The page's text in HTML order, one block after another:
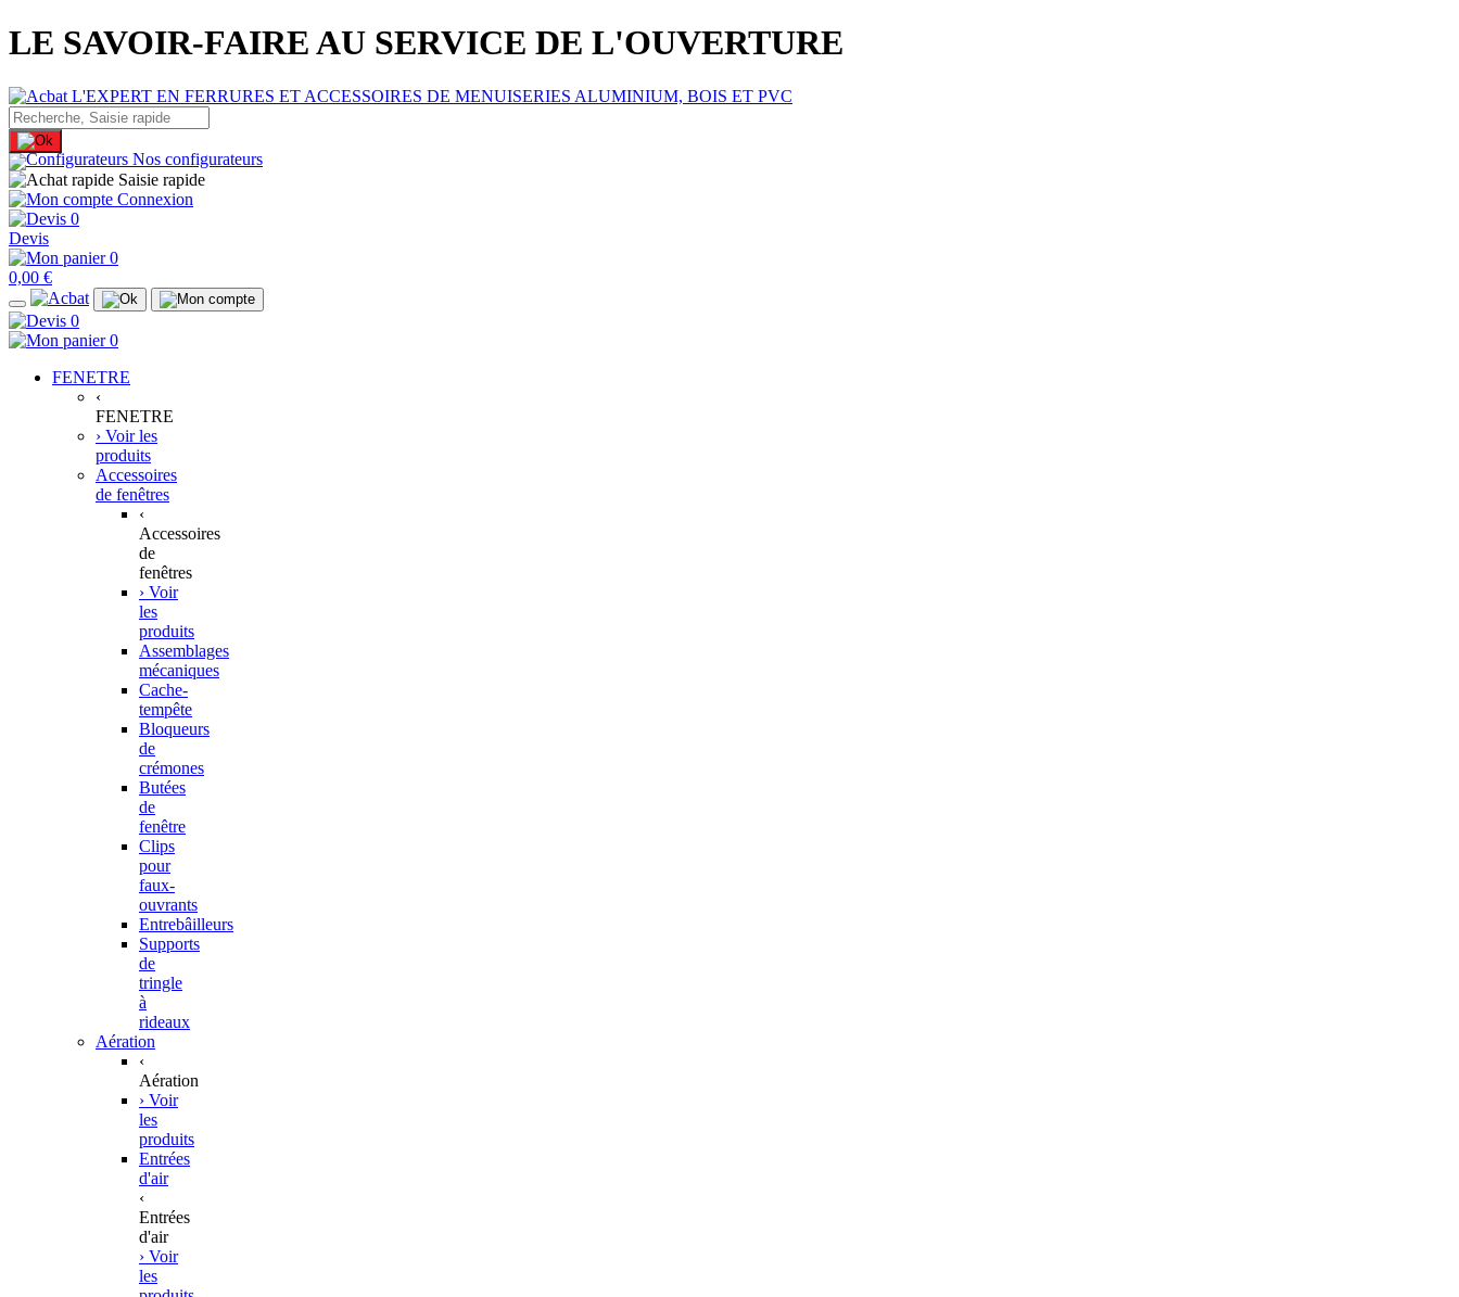
LE SAVOIR-FAIRE AU SERVICE DE L'OUVERTURE
Nos configurateurs
Saisie rapide
Connexion
0
Devis
0
0,00 €
0
0
FENETRE
‹
FENETRE
› Voir les
produits
Accessoires
de fenêtres
‹
Accessoires
de
fenêtres
› Voir
les
produits
Assemblages
mécaniques
Cache-
tempête
Bloqueurs
de
crémones
Butées
de
fenêtre
Clips
pour
faux-
ouvrants
Entrebâilleurs
Supports
de
tringle
à
rideaux
Aération
‹
Aération
› Voir
les
produits
Entrées
d'air
‹
Entrées
d'air
› Voir
les